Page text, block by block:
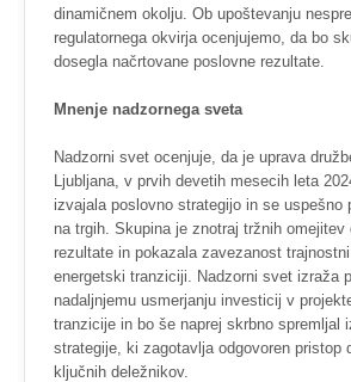
dinamičnem okolju. Ob upoštevanju
regulatornega okvirja ocenjujemo, da bo
dosegla načrtovane poslovne rezultate.
Mnenje nadzornega sveta
Nadzorni svet ocenjuje, da je uprava
Ljubljana, v prvih devetih mesecih leta
izvajala poslovno strategijo in se uspešno
na trgih. Skupina je znotraj tržnih omejitev
rezultate in pokazala zavezanost
energetski tranziciji. Nadzorni svet izraža
nadaljnjemu usmerjanju investicij v
tranzicije in bo še naprej skrbno spremljal
strategije, ki zagotavlja odgovoren pristop
ključnih deležnikov.